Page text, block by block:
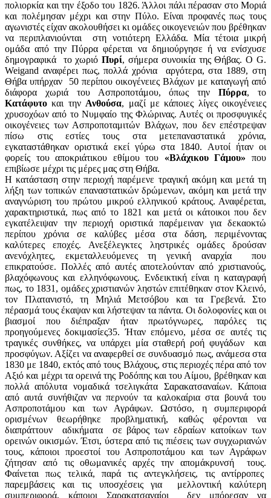
πολιορκία και την έξοδο του 1826. Άλλοι πάλι πέρασαν στο Μοριά
και πολέμησαν μέχρι και στην Πύλο. Είναι προφανές πως τους
αγωνιστές είχαν ακολουθήσει κι ομάδες οικογενειών που βρέθηκαν
να περιπλανιούνται στη νοτιότερη Ελλάδα. Μία τέτοια μικρή
ομάδα από την Πύρρα φέρεται να δημιούργησε ή να ενίσχυσε
δημογραφικά το χωριόΠυρί, σήμερα συνοικία της Θήβας. Ο G.
Weigand αναφέρει πως, πολλά χρόνια αργότερα, στα 1889, στη
Θήβα υπήρχαν 50 περίπου οικογένειες Βλάχων με καταγωγή από
διάφορα χωριά του Ασπροποτάμου, όπως τηνΠύρρα, το
Κατάφυτο και την Ανθούσα, μαζί με κάποιες λίγες οικογένειες
χρυσοχόων από το Νυμφαίο της Φλώρινας. Αυτές οι προσφυγικές
οικογένειες των Ασπροποταμιτών Βλάχων, που δεν επέστρεψαν
πίσω στις εστίες τους στα μετεπαναστατικά χρόνια,
εγκαταστάθηκαν οριστικά εκεί γύρω στα 1840. Αυτοί ήταν οι
φορείς του αποκριάτικου εθίμου του «Βλάχικου Γάμου» που
επιβίωσε μέχρι τις μέρες μας στη Θήβα.
Η κατάσταση στην περιοχή παρέμενε τραγική ακόμη και μετά τη
λήξη των τοπικών επαναστατικών δρώμενων, ακόμη και μετά την
αναγνώριση του πρώτου μικρού ελληνικού κράτους. Αναφέρεται,
χαρακτηριστικά, πως από το 1821 και μετά οι κάτοικοι που δεν
εγκατέλειψαν την περιοχή οριστικά παρέμειναν για δεκαοκτώ
περίπου χρόνια σε καλύβες μέσα στα δάση, περιμένοντας
καλύτερες εποχές. Ανεξέλεγκτες ληστρικές ομάδες δρούσαν
ανενόχλητες, εκμεταλλευόμενες τη γενική αναρχία που
επικρατούσε. Πολλές από αυτές αποτελούνταν από χριστιανούς,
βλαχόφωνους και ελληνόφωνους. Ενδεικτική είναι η καταγραφή
πως, το 1831, ομάδες χριστιανών ληστών επιτέθηκαν στον Κλεινό,
τον Πλατανιστό, τη Μηλιά Μετσόβου και τα Γρεβενά. Στο
πέρασμά τους έκαψαν και λήστεψαν τα πάντα. Οι δολοφονίες και οι
βιασμοί που διέπραξαν ήταν πρωτόγνωρες, παρόλες τις
προηγούμενες δοκιμασίες35. Ήταν επόμενο, μέσα σε αυτές τις
τραγικές συνθήκες, να υπάρχει μία σταθερή ροή φυγάδων και
προσφύγων. Αξίζει να αναφερθεί σε συνδυασμό πως, ανάμεσα στα
1830 με 1840, εκτός από τους Βλάχους, στις περιοχές πέρα από τον
Αξιό και μέχρι τα ορεινά της Ροδόπης και του Αίμου, βρέθηκαν και
πολλά απόλυτα νομαδικά τσελιγκάτα Σαρακατσαναίων. Κάποια
από αυτά συνήθιζαν να περνούν τα καλοκαίρια στα βουνά του
Ασπροποτάμου και των Αγράφων. Ωστόσο, η συμπεριφορά
ορισμένων θεωρήθηκε προβληματική, καθώς φέρονται να
διαπράττουν αδικήματα σε βάρος των εδραίων κατοίκων των
ορεινών οικισμών. Έτσι, ύστερα από τις πιέσεις των συγχωριανών
τους, κάποιοι προεστοί του Ασπροποτάμου και των Αγράφων
ζήτησαν από τις οθωμανικές αρχές την απομάκρυνσή τους.
Φαίνεται πως τελικά, παρά τις αντεγκλήσεις, τις αντίρροπες
παρεμβάσεις και τις υποσχέσεις για μελλοντική καλύτερη
συμπεριφορά, κάποιοι Σαρακατσαναίοι δεν μπόρεσαν να